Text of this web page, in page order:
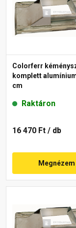
Colorferr
komplett
cm
Raktáron
16 470 Ft / db
Megnézem